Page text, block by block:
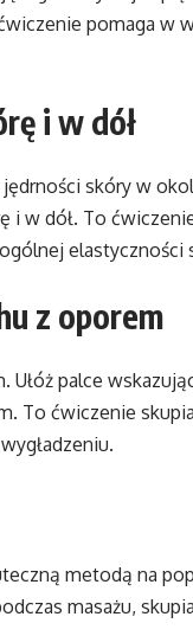
pomaga w
i w dół
skóry w
w dół. To
elastyczności
z oporem
palce
To ćwiczenie
metodą na
masażu,